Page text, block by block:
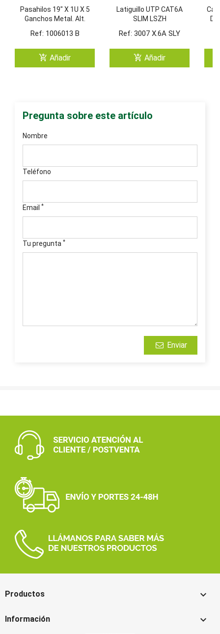
Pasahilos 19" X 1U X 5
Ganchos Metal. Alt.
Ref: 1006013 B
add_shopping_cart Añadir
Latiguillo UTP CAT6A
SLIM LSZH
Ref: 3007 X.6A SLY
add_shopping_cart Añadir
Pregunta sobre este artículo
Nombre
Teléfono
Email *
Tu pregunta *
Enviar
Productos 
Información 